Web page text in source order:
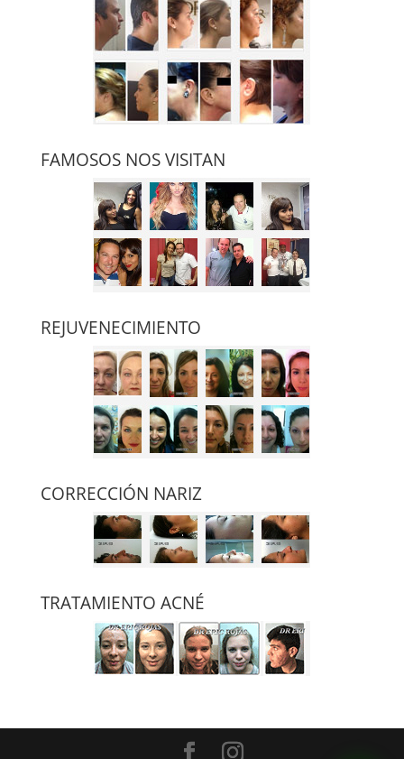
FAMOSOS NOS VISITAN
REJUVENECIMIENTO
CORRECCIÓN NARIZ
TRATAMIENTO ACNÉ